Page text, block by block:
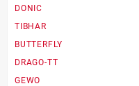
DONIC
TIBHAR
BUTTERFLY
DRAGO-TT
GEWO